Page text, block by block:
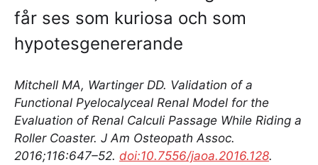
får ses som kuriosa och som
hypotesgenererande
Mitchell MA, Wartinger DD. Validation of a
Functional Pyelocalyceal Renal Model for the
Evaluation of Renal Calculi Passage While Riding a
Roller Coaster. J Am Osteopath Assoc.
2016;116:647–52. doi:10.7556/jaoa.2016.128.